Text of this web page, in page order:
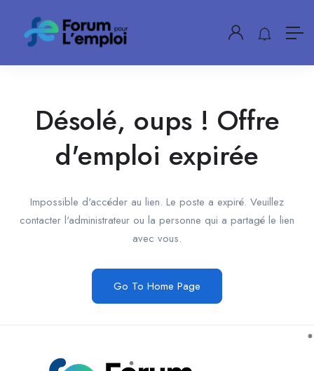
Désolé, oups ! Offre
d'emploi expirée
Impossible d'accéder au lien. Le poste a expiré. Veuillez
contacter l'administrateur ou la personne qui a partagé le lien
avec vous.
Go To Home Page